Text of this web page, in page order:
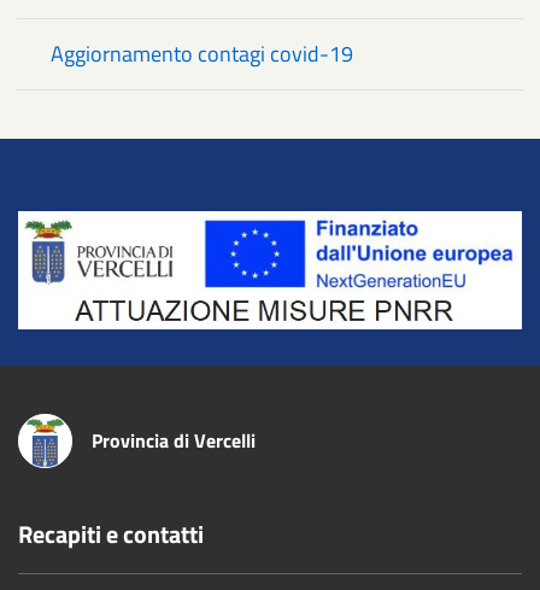
Aggiornamento contagi covid-19
Title
Provincia di Vercelli
Recapiti e contatti